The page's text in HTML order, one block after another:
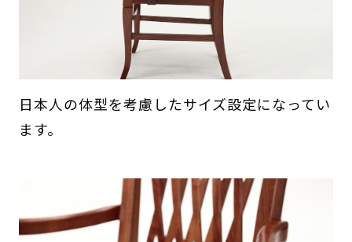
日本人の体型を考慮したサイズ設定になってい
ます。